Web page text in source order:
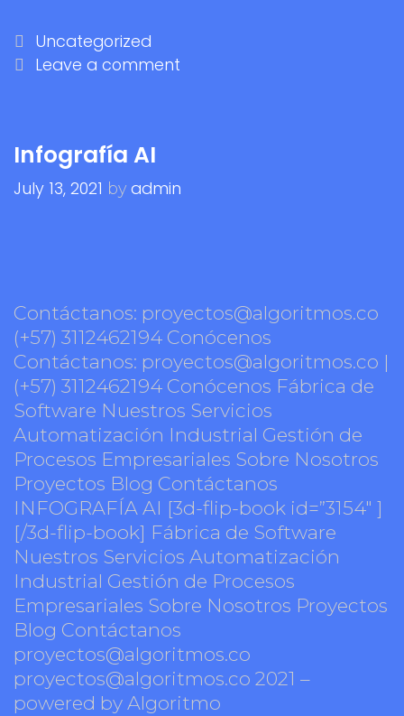
Uncategorized
Leave a comment
Infografía AI
July 13, 2021 by admin
Contáctanos: proyectos@algoritmos.co
(+57) 3112462194 Conócenos
Contáctanos: proyectos@algoritmos.co |
(+57) 3112462194 Conócenos Fábrica de
Software Nuestros Servicios
Automatización Industrial Gestión de
Procesos Empresariales Sobre Nosotros
Proyectos Blog Contáctanos
INFOGRAFÍA AI [3d-flip-book id=”3154″ ]
[/3d-flip-book] Fábrica de Software
Nuestros Servicios Automatización
Industrial Gestión de Procesos
Empresariales Sobre Nosotros Proyectos
Blog Contáctanos
proyectos@algoritmos.co
proyectos@algoritmos.co 2021 –
powered by Algoritmo